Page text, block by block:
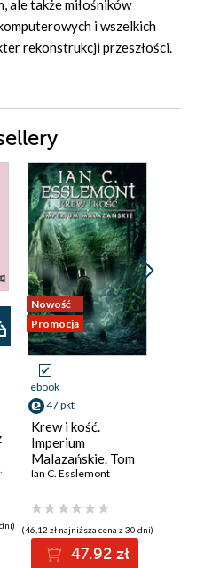
ale także miłośników
i wszelkich
rekonstrukcji przeszłości.
Nowość
Promocja
ebook
47 pkt
Krew i kość.
Imperium
Malazańskie. Tom
5
Ian C. Esslemont
(46,12 zł najniższa cena z 30 dni)
47.92 zł